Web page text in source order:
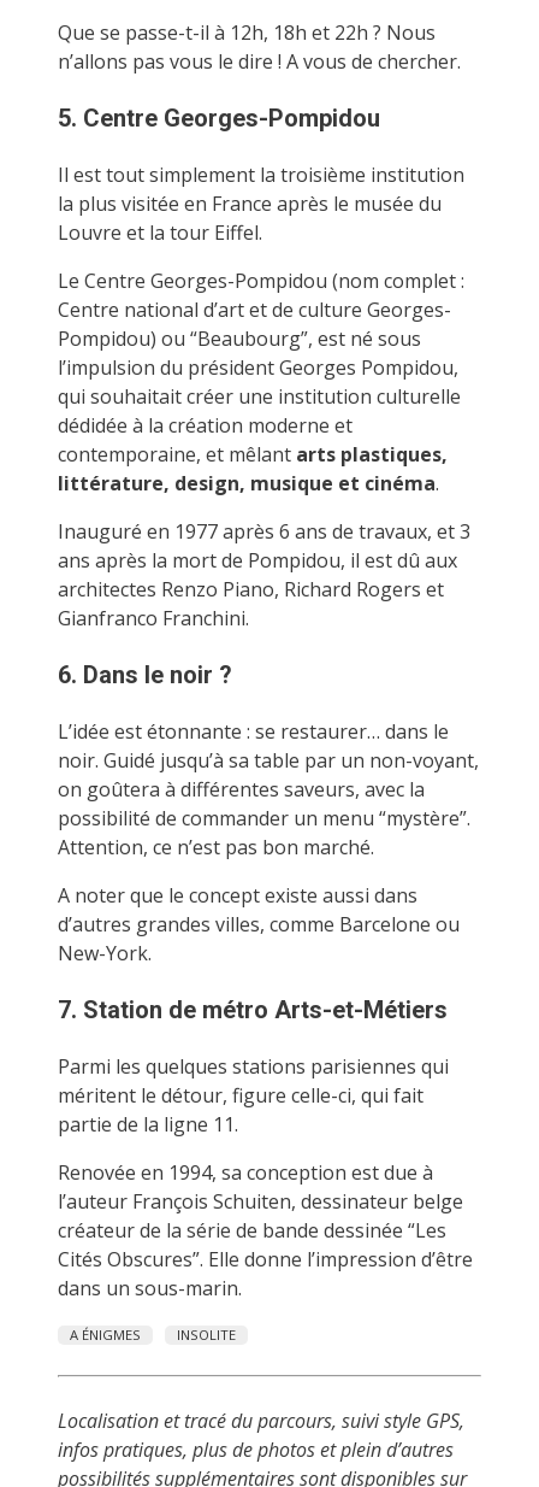
Que se passe-t-il à 12h, 18h et 22h ? Nous
n’allons pas vous le dire ! A vous de chercher.
5. Centre Georges-Pompidou
Il est tout simplement la troisième institution
la plus visitée en France après le musée du
Louvre et la tour Eiffel.
Le Centre Georges-Pompidou (nom complet :
Centre national d’art et de culture Georges-
Pompidou) ou “Beaubourg”, est né sous
l’impulsion du président Georges Pompidou,
qui souhaitait créer une institution culturelle
dédidée à la création moderne et
contemporaine, et mêlant arts plastiques,
littérature, design, musique et cinéma.
Inauguré en 1977 après 6 ans de travaux, et 3
ans après la mort de Pompidou, il est dû aux
architectes Renzo Piano, Richard Rogers et
Gianfranco Franchini.
6. Dans le noir ?
L’idée est étonnante : se restaurer… dans le
noir. Guidé jusqu’à sa table par un non-voyant,
on goûtera à différentes saveurs, avec la
possibilité de commander un menu “mystère”.
Attention, ce n’est pas bon marché.
A noter que le concept existe aussi dans
d’autres grandes villes, comme Barcelone ou
New-York.
7. Station de métro Arts-et-Métiers
Parmi les quelques stations parisiennes qui
méritent le détour, figure celle-ci, qui fait
partie de la ligne 11.
Renovée en 1994, sa conception est due à
l’auteur François Schuiten, dessinateur belge
créateur de la série de bande dessinée “Les
Cités Obscures”. Elle donne l’impression d’être
dans un sous-marin.
A ÉNIGMES INSOLITE
Localisation et tracé du parcours, suivi style GPS,
infos pratiques, plus de photos et plein d’autres
possibilités supplémentaires sont disponibles sur